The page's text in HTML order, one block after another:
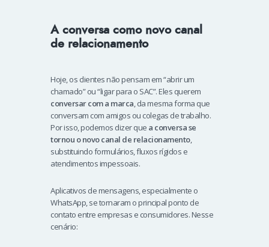
A conversa como novo canal
de relacionamento
Hoje, os clientes não pensam em “abrir um
chamado” ou “ligar para o SAC”. Eles querem
conversar com a marca, da mesma forma que
conversam com amigos ou colegas de trabalho.
Por isso, podemos dizer que a conversa se
tornou o novo canal de relacionamento,
substituindo formulários, fluxos rígidos e
atendimentos impessoais.
Aplicativos de mensagens, especialmente o
WhatsApp, se tornaram o principal ponto de
contato entre empresas e consumidores. Nesse
cenário: